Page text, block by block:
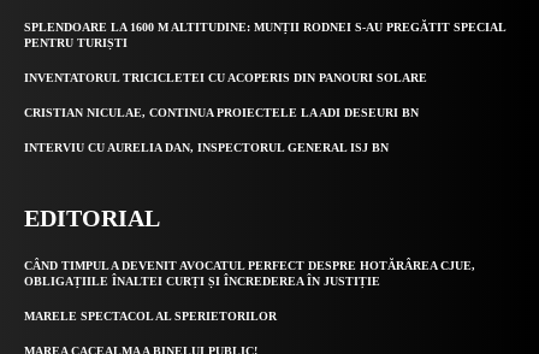
SPLENDOARE LA 1600 M ALTITUDINE: MUNȚII RODNEI S-AU PREGĂTIT SPECIAL
PENTRU TURIȘTI
INVENTATORUL TRICICLETEI CU ACOPERIS DIN PANOURI SOLARE
CRISTIAN NICULAE, CONTINUA PROIECTELE LA ADI DESEURI BN
INTERVIU CU AURELIA DAN, INSPECTORUL GENERAL ISJ BN
EDITORIAL
CÂND TIMPUL A DEVENIT AVOCATUL PERFECT DESPRE HOTĂRÂREA CJUE,
OBLIGAȚIILE ÎNALTEI CURȚI ȘI ÎNCREDEREA ÎN JUSTIȚIE
MARELE SPECTACOL AL SPERIETORILOR
MAREA CACEALMA A BINELUI PUBLIC!